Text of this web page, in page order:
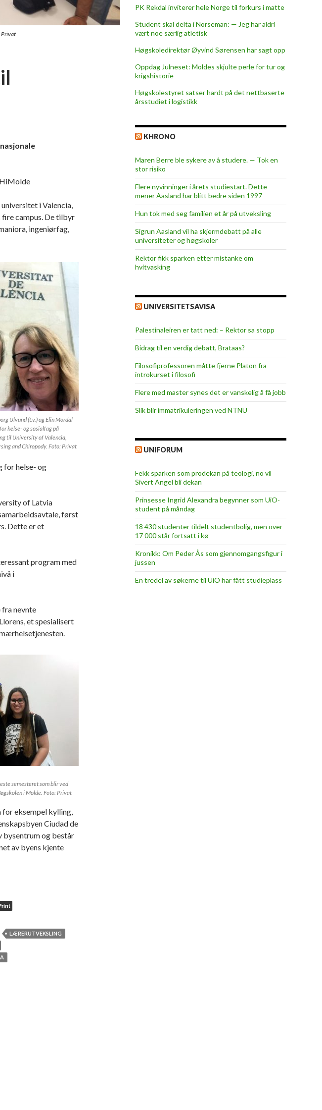
Privat
HiMolde
i Valencia,
fire campus. De tilbyr
ingeniørfag,
Ulvund (t.v.) og Elin Mordal
helse- og sosialfag på
til University of Valencia,
and Chiropody. Foto: Privat
for helse- og
of Latvia
først
Dette er et
program med
i
fra nevnte
et spesialisert
semesteret som blir ved
i Molde. Foto: Privat
for eksempel kylling,
Ciudad de
bysentrum og består
av byens kjente
LÆRERUTVEKSLING
PK Rekdal inviterer hele Norge til forkurs i matte
Student skal delta i Norseman: — Jeg har aldri
vært noe særlig atletisk
Høgskoledirektør Øyvind Sørensen har sagt opp
Oppdag Julneset: Moldes skjulte perle for tur og
krigshistorie
Høgskolestyret satser hardt på det nettbaserte
årsstudiet i logistikk
KHRONO
Maren Berre ble sykere av å studere. — Tok en
stor risiko
Flere nyvinninger i årets studiestart. Dette
mener Aasland har blitt bedre siden 1997
Hun tok med seg familien et år på utveksling
Sigrun Aasland vil ha skjerm­debatt på alle
universiteter og høgskoler
Rektor fikk sparken etter mistanke om
hvitvasking
UNIVERSITETSAVISA
Palestinaleiren er tatt ned: – Rektor sa stopp
Bidrag til en verdig debatt, Brataas?
Filosofiprofessoren måtte fjerne Platon fra
introkurset i filosofi
Flere med master synes det er vanskelig å få jobb
Slik blir immatrikuleringen ved NTNU
UNIFORUM
Fekk sparken som prodekan på teologi, no vil
Sivert Angel bli dekan
Prinsesse Ingrid Alexandra begynner som UiO-
student på måndag
18 430 studenter tildelt studentbolig, men over
17 000 står fortsatt i kø
Kronikk: Om Peder Ås som gjennomgangsfigur i
jussen
En tredel av søkerne til UiO har fått studieplass